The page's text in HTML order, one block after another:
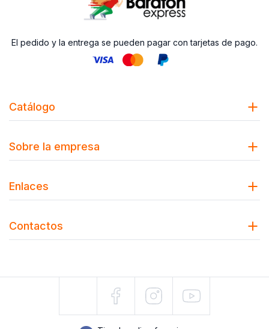
El pedido y la entrega se pueden pagar con tarjetas de pago.
Catálogo
Sobre la empresa
Enlaces
Contactos